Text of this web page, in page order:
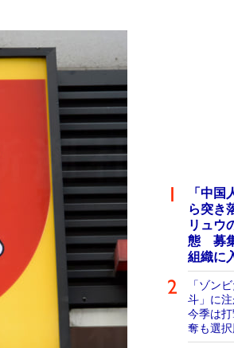
「中
ら突き
リュウ
態 募集
組織に
「ゾン
斗」に
今季は
奪も選択